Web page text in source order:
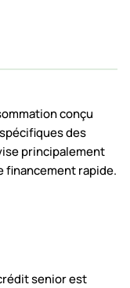
conçu
des
principalement
financement rapide.
senior est